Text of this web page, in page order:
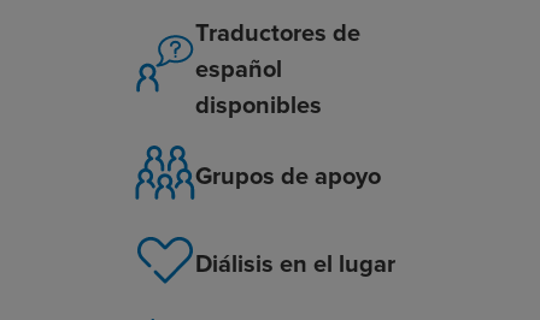
Traductores de
español
disponibles
Grupos de apoyo
Diálisis en el lugar